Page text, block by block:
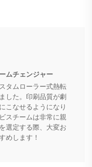
ムチェンジャー
タムローラー式熱転
した。印刷品質が劇
こなせるようになり
スチームは非常に親
選定する際、大変お
めします！